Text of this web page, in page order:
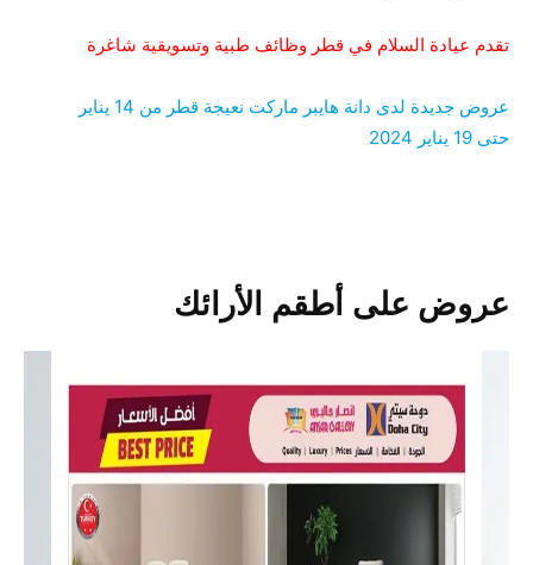
تقدم عيادة السلام في قطر وظائف طبية وتسويقية شاغرة
عروض جديدة لدى دانة هايبر ماركت نعيجة قطر من 14 يناير
حتى 19 يناير 2024
عروض على أطقم الأرائك